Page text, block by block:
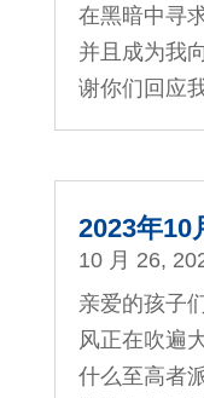
在黑暗中寻
并且成为我
谢你们回应
2023年10
10 月 26,
亲爱的孩子
风正在吹遍
什么至高者